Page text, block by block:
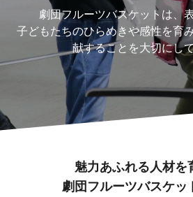
劇団フルーツバスケットは、
子どもたちのひらめきや感性を育
献することを大切にし
魅⼒あふれる⼈材を
劇団フルーツバスケッ